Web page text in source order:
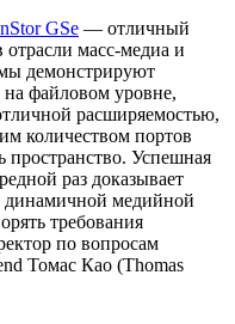
GSe — отличный
масс-медиа и
демонстрируют
на файловом уровне,
расширяемостью,
количеством портов
пространство. Успешная
раз доказывает
динамичной медийной
требования
по вопросам
Томас Као (Thomas